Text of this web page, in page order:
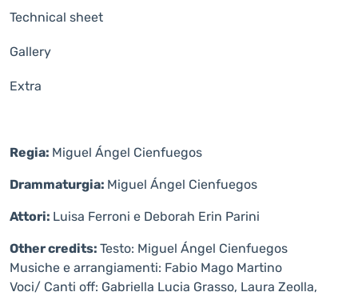
Technical sheet
Gallery
Extra
Regia: Miguel Ángel Cienfuegos
Drammaturgia: Miguel Ángel Cienfuegos
Attori: Luisa Ferroni e Deborah Erin Parini
Other credits: Testo: Miguel Ángel Cienfuegos
Musiche e arrangiamenti: Fabio Mago Martino
Voci/ Canti off: Gabriella Lucia Grasso, Laura Zeolla,